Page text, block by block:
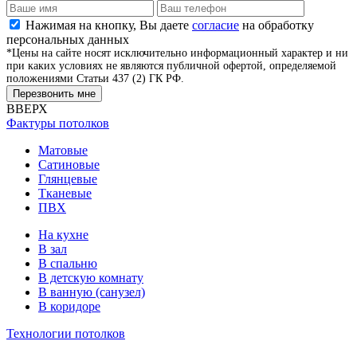
Нажимая на кнопку, Вы даете согласие на обработку
персональных данных
*Цены на сайте носят исключительно информационный характер и ни
при каких условиях не являются публичной офертой, определяемой
положениями Статьи 437 (2) ГК РФ.
Перезвонить мне
ВВЕРХ
Фактуры потолков
Матовые
Сатиновые
Глянцевые
Тканевые
ПВХ
На кухне
В зал
В спальню
В детскую комнату
В ванную (санузел)
В коридоре
Технологии потолков